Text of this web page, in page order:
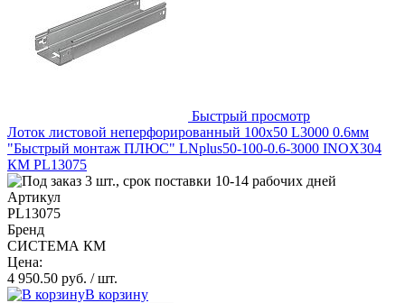
Быстрый просмотр
Лоток листовой неперфорированный 100х50 L3000 0.6мм
"Быстрый монтаж ПЛЮС" LNplus50-100-0.6-3000 INOX304
КМ PL13075
3 шт., срок поставки 10-14 рабочих дней
Артикул
PL13075
Бренд
СИСТЕМА КМ
Цена:
4 950.50 руб. / шт.
В корзину